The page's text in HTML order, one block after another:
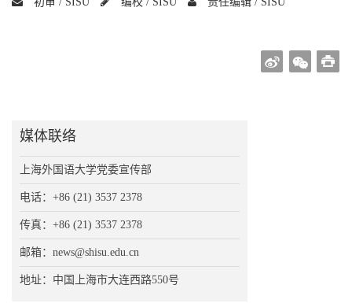
媒体联络
上海外国语大学党委宣传部
电话：+86 (21) 3537 2378
传真：+86 (21) 3537 2378
邮箱：news@shisu.edu.cn
地址：中国上海市大连西路550号